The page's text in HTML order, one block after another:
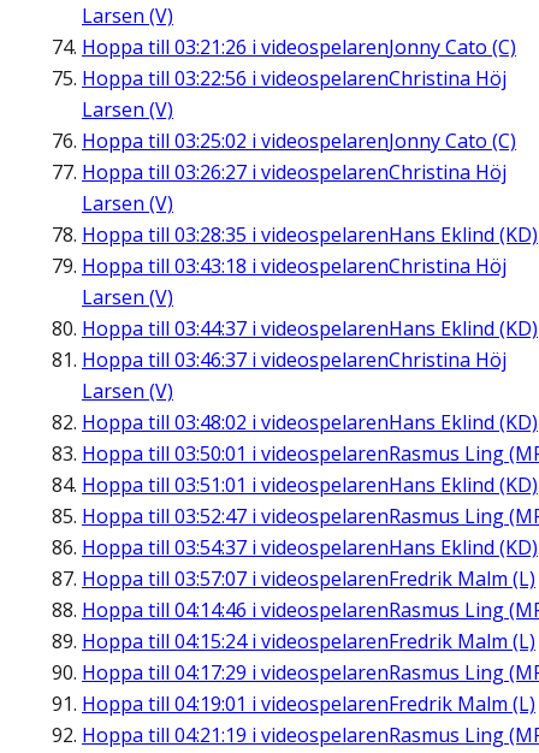
Larsen (V)
Hoppa till 03:21:26 i videospelarenJonny Cato (C)
Hoppa till 03:22:56 i videospelarenChristina Höj
Larsen (V)
Hoppa till 03:25:02 i videospelarenJonny Cato (C)
Hoppa till 03:26:27 i videospelarenChristina Höj
Larsen (V)
Hoppa till 03:28:35 i videospelarenHans Eklind (KD)
Hoppa till 03:43:18 i videospelarenChristina Höj
Larsen (V)
Hoppa till 03:44:37 i videospelarenHans Eklind (KD)
Hoppa till 03:46:37 i videospelarenChristina Höj
Larsen (V)
Hoppa till 03:48:02 i videospelarenHans Eklind (KD)
Hoppa till 03:50:01 i videospelarenRasmus Ling
Hoppa till 03:51:01 i videospelarenHans Eklind (KD)
Hoppa till 03:52:47 i videospelarenRasmus Ling
Hoppa till 03:54:37 i videospelarenHans Eklind (KD)
Hoppa till 03:57:07 i videospelarenFredrik Malm (L)
Hoppa till 04:14:46 i videospelarenRasmus Ling
Hoppa till 04:15:24i videospelarenFredrik Malm (L)
Hoppa till 04:17:29 i videospelarenRasmus Ling
Hoppa till 04:19:01 i videospelarenFredrik Malm (L)
Hoppa till 04:21:19 i videospelarenRasmus Ling